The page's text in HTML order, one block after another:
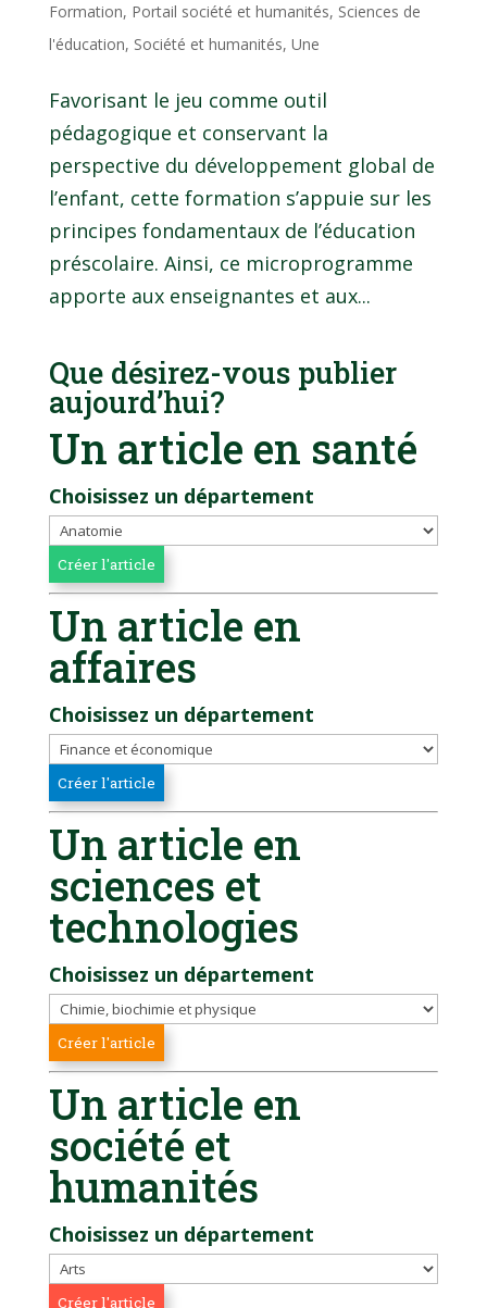
Formation, Portail société et humanités, Sciences de
l'éducation, Société et humanités, Une
Favorisant le jeu comme outil
pédagogique et conservant la
perspective du développement global de
l’enfant, cette formation s’appuie sur les
principes fondamentaux de l’éducation
préscolaire. Ainsi, ce microprogramme
apporte aux enseignantes et aux...
Que désirez-vous publier
aujourd’hui?
Un article en santé
Choisissez un département
Un article en
affaires
Choisissez un département
Un article en
sciences et
technologies
Choisissez un département
Un article en
société et
humanités
Choisissez un département